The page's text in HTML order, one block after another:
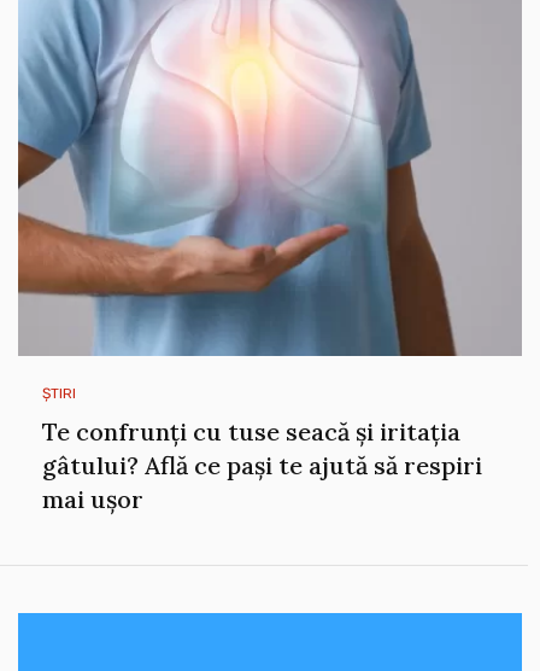
ȘTIRI
Te confrunți cu tuse seacă și iritația
gâtului? Află ce pași te ajută să respiri
mai ușor